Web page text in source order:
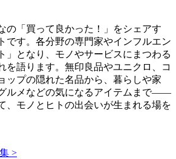
の「買って良かった！」をシェアす
です。各分野の専門家やインフルエン
」となり、モノやサービスにまつわる
を語ります。無印良品やユニクロ、コ
ップの隠れた名品から、暮らしや家
ルメなどの気になるアイテムまで――
、モノとヒトの出会いが生まれる場を
>